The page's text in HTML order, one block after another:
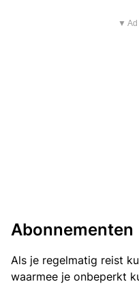
▼ Ad
Abonnementen
Als je regelmatig reist
waarmee je onbeperkt